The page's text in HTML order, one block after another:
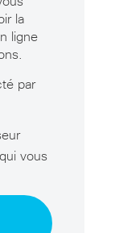
la
ligne
par
vous